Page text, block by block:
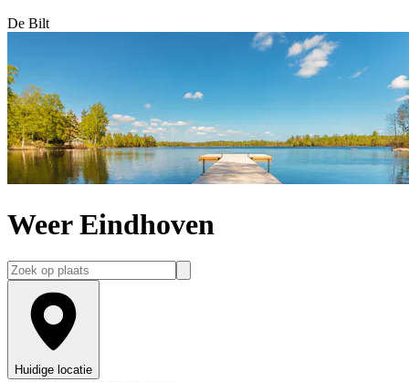
De Bilt
Weer Eindhoven
Huidige locatie